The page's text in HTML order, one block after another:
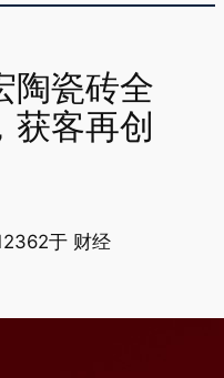
陶瓷砖全
获客再创
于 财经